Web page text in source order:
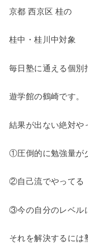
京都 西京区 桂の
桂中・桂川中対象
毎日塾に通える個別
遊学館の鶴崎です。
結果が出ない絶対や
①圧倒的に勉強量が
②自己流でやってる
③今の自分のレベル
それを解決するには